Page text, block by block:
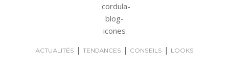
ACTUALITÉS | TENDANCES | CONSEILS | LOOKS